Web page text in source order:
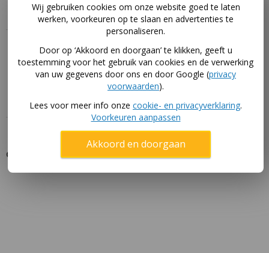
Specificaties
Download hier de handleidingen voor dit product via
Gerelateerde producten
Wij gebruiken cookies om onze website goed te laten
werken, voorkeuren op te slaan en advertenties te
personaliseren.
Door op ‘Akkoord en doorgaan’ te klikken, geeft u
toestemming voor het gebruik van cookies en de verwerking
van uw gegevens door ons en door Google (privacy
voorwaarden).
Lees voor meer info onze cookie- en privacyverklaring.
Voorkeuren aanpassen
Akkoord en doorgaan